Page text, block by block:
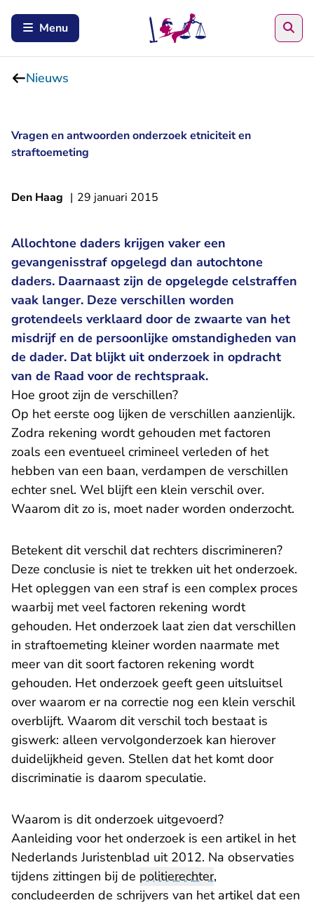
Menu
Nieuws
Vragen en antwoorden onderzoek etniciteit en
straftoemeting
Den Haag | 29 januari 2015
Allochtone daders krijgen vaker een
gevangenisstraf opgelegd dan autochtone
daders. Daarnaast zijn de opgelegde celstraffen
vaak langer. Deze verschillen worden
grotendeels verklaard door de zwaarte van het
misdrijf en de persoonlijke omstandigheden van
de dader. Dat blijkt uit onderzoek in opdracht
van de Raad voor de rechtspraak.
Hoe groot zijn de verschillen?
Op het eerste oog lijken de verschillen aanzienlijk.
Zodra rekening wordt gehouden met factoren
zoals een eventueel crimineel verleden of het
hebben van een baan, verdampen de verschillen
echter snel. Wel blijft een klein verschil over.
Waarom dit zo is, moet nader worden onderzocht.
Betekent dit verschil dat rechters discrimineren?
Deze conclusie is niet te trekken uit het onderzoek.
Het opleggen van een straf is een complex proces
waarbij met veel factoren rekening wordt
gehouden. Het onderzoek laat zien dat verschillen
in straftoemeting kleiner worden naarmate met
meer van dit soort factoren rekening wordt
gehouden. Het onderzoek geeft geen uitsluitsel
over waarom er na correctie nog een klein verschil
overblijft. Waarom dit verschil toch bestaat is
giswerk: alleen vervolgonderzoek kan hierover
duidelijkheid geven. Stellen dat het komt door
discriminatie is daarom speculatie.
Waarom is dit onderzoek uitgevoerd?
Aanleiding voor het onderzoek is een artikel in het
Nederlands Juristenblad uit 2012. Na observaties
tijdens zittingen bij de politierechter,
concludeerden de schrijvers van het artikel dat een